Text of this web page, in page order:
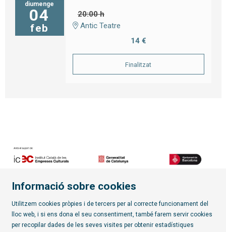
diumenge
04
feb
20:00 h
Antic Teatre
14 €
Finalitzat
Diapositiva 2 de 7
Subscriu-te al butlletí
Informació sobre cookies
Utilitzem cookies pròpies i de tercers per al correcte funcionament del
lloc web, i si ens dona el seu consentiment, també farem servir cookies
per recopilar dades de les seves visites per obtenir estadístiques